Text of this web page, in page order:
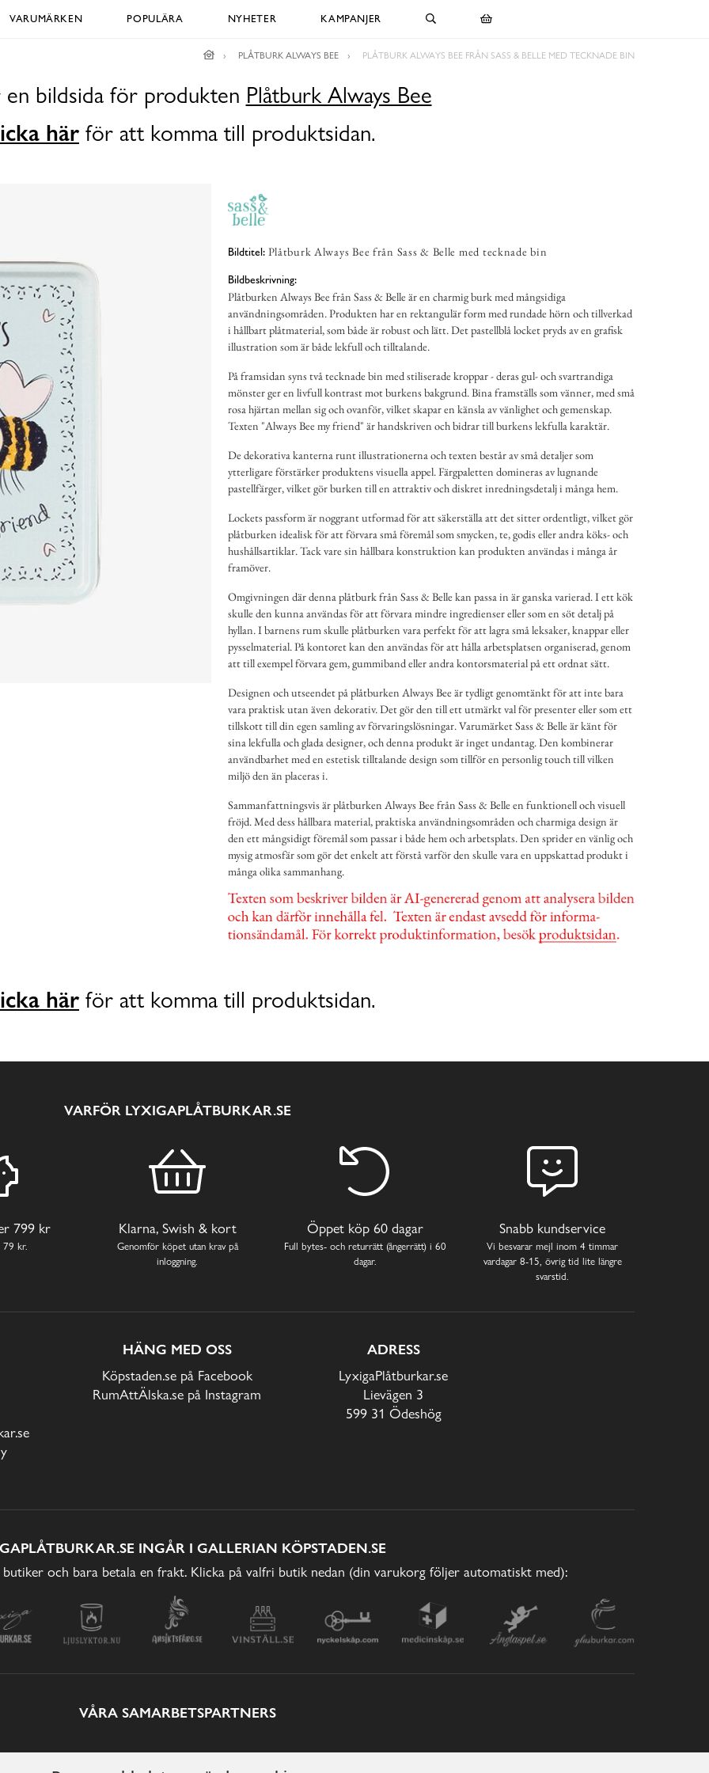
VARUMÄRKEN POPULÄRA NYHETER KAMPANJER
PLÅTBURK ALWAYS BEE PLÅTBURK ALWAYS BEE FRÅN SASS & BELLE MED TECKNADE BIN
bildsida för produkten Plåtburk Always Bee
här för att komma till produktsidan.
Bildtitel: Plåtburk Always Bee från Sass & Belle med tecknade bin
Bildbeskrivning:
Plåtburken Always Bee från Sass & Belle är en charmig burk med mångsidiga
användningsområden. Produkten har en rektangulär form med rundade hörn och tillverkad
i hållbart plåtmaterial, som både är robust och lätt. Det pastellblå locket pryds av en grafisk
illustration som är både lekfull och tilltalande.
På framsidan syns två tecknade bin med stiliserade kroppar - deras gul- och svartrandiga
mönster ger en livfull kontrast mot burkens bakgrund. Bina framställs som vänner, med små
rosa hjärtan mellan sig och ovanför, vilket skapar en känsla av vänlighet och gemenskap.
Texten "Always Bee my friend" är handskriven och bidrar till burkens lekfulla karaktär.
De dekorativa kanterna runt illustrationerna och texten består av små detaljer som
ytterligare förstärker produktens visuella appel. Färgpaletten domineras av lugnande
pastellfärger, vilket gör burken till en attraktiv och diskret inredningsdetalj i många hem.
Lockets passform är noggrant utformad för att säkerställa att det sitter ordentligt, vilket gör
plåtburken idealisk för att förvara små föremål som smycken, te, godis eller andra köks- och
hushållsartiklar. Tack vare sin hållbara konstruktion kan produkten användas i många år
framöver.
Omgivningen där denna plåtburk från Sass & Belle kan passa in är ganska varierad. I ett kök
skulle den kunna användas för att förvara mindre ingredienser eller som en söt detalj på
hyllan. I barnens rum skulle plåtburken vara perfekt för att lagra små leksaker, knappar eller
pysselmaterial. På kontoret kan den användas för att hålla arbetsplatsen organiserad, genom
att till exempel förvara gem, gummiband eller andra kontorsmaterial på ett ordnat sätt.
Designen och utseendet på plåtburken Always Bee är tydligt genomtänkt för att inte bara
vara praktisk utan även dekorativ. Det gör den till ett utmärkt val för presenter eller som ett
tillskott till din egen samling av förvaringslösningar. Varumärket Sass & Belle är känt för
sina lekfulla och glada designer, och denna produkt är inget undantag. Den kombinerar
användbarhet med en estetisk tilltalande design som tillför en personlig touch till vilken
miljö den än placeras i.
Sammanfattningsvis är plåtburken Always Bee från Sass & Belle en funktionell och visuell
fröjd. Med dess hållbara material, praktiska användningsområden och charmiga design är
den ett mångsidigt föremål som passar i både hem och arbetsplats. Den sprider en vänlig och
mysig atmosfär som gör det enkelt att förstå varför den skulle vara en uppskattad produkt i
många olika sammanhang.
här för att komma till produktsidan.
VARFÖR LYXIGAPLÅTBURKAR.SE
799 kr
79 kr.
Klarna, Swish & kort
Genomför köpet utan krav på
inloggning.
Öppet köp 60 dagar
Full bytes- och returrätt (ångerrätt) i 60
dagar.
Snabb kundservice
Vi besvarar mejl inom 4 timmar
vardagar 8-15, övrig tid lite längre
svarstid.
HÄNG MED OSS
Köpstaden.se på Facebook
RumAttÄlska.se på Instagram
ADRESS
LyxigaPlåtburkar.se
Lievägen 3
599 31 Ödeshög
INGÅR I GALLERIAN KÖPSTADEN.SE
och bara betala en frakt. Klicka på valfri butik nedan (din varukorg följer automatiskt med):
VÅRA SAMARBETSPARTNERS